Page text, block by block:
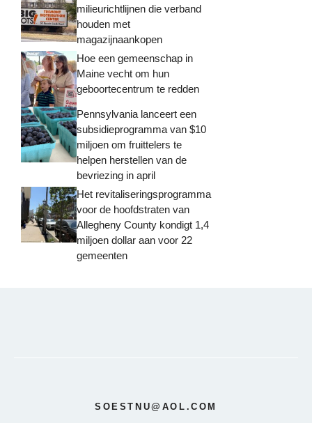
milieurichtlijnen die verband
houden met
magazijnaankopen
Hoe een gemeenschap in
Maine vecht om hun
geboortecentrum te redden
Pennsylvania lanceert een
subsidieprogramma van $10
miljoen om fruittelers te
helpen herstellen van de
bevriezing in april
Het revitaliseringsprogramma
voor de hoofdstraten van
Allegheny County kondigt 1,4
miljoen dollar aan voor 22
gemeenten
SOESTNU@AOL.COM